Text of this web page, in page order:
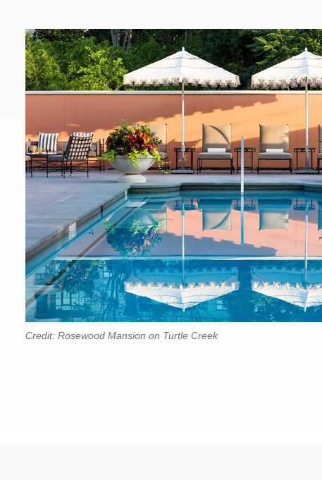
Credit: Rosewood Mansion on Turtle Creek